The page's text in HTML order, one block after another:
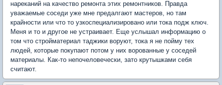
нареканий на качество ремонта этих ремонтников. Правда
уважаемые соседи уже мне предалгают мастеров, но там
крайности или что то узкоспециализировано или тока подж ключ.
Меня и то и другое не устраивает. Еще услышал информацию о
том что стройматериал таджики воруют, тока я не пойму тех
людей, которые покупают потом у них ворованные у соседей
материалы. Как-то непочеловечески, зато крутышками себя
считают.